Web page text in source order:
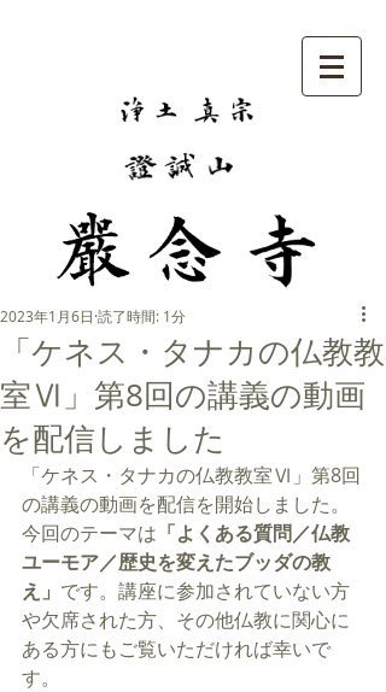
「ケネス・タナカの仏教教
室Ⅵ」第8回の講義の動画
を配信しました
2023年1月6日 読了時間: 1分
「ケネス・タナカの仏教教室Ⅵ」第8回
の講義の動画を配信を開始しました。
今回のテーマは 「よくある質問／仏教
ユーモア／歴史を変えたブッダの教
え」 です。 講座に参加されていない方
や欠席された方、その他仏教に関心に
ある方にもご覧いただければ幸いで
す。